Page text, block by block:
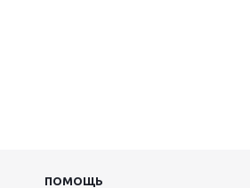
ПОМОЩЬ